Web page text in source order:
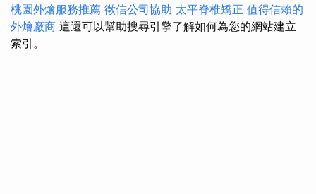
桃園外燴服務推薦 徵信公司協助 太平脊椎矯正 值得信賴的
外燴廠商 這還可以幫助搜尋引擎了解如何為您的網站建立
索引。